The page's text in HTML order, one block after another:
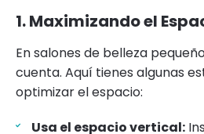
1. Maximizando el
En salones de belleza
cuenta. Aquí tienes algunas
optimizar el espacio:
Usa el espacio vertical: